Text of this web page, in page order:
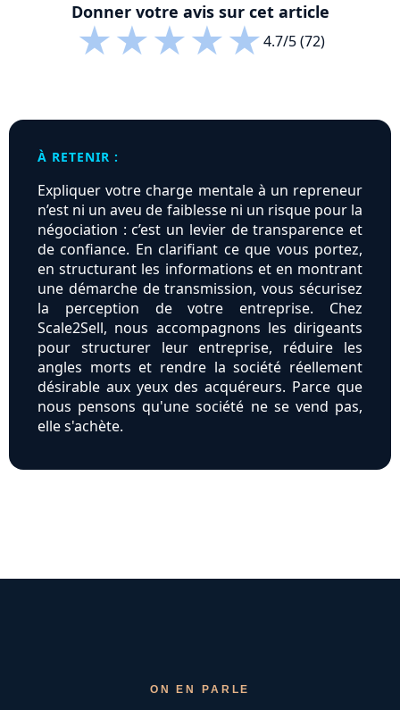
Donner votre avis sur cet article
★★★★★4.7/5 (72)
À RETENIR :
Expliquer votre charge mentale à un repreneur
n’est ni un aveu de faiblesse ni un risque pour la
négociation : c’est un levier de transparence et
de confiance. En clarifiant ce que vous portez,
en structurant les informations et en montrant
une démarche de transmission, vous sécurisez
la perception de votre entreprise. Chez
Scale2Sell, nous accompagnons les dirigeants
pour structurer leur entreprise, réduire les
angles morts et rendre la société réellement
désirable aux yeux des acquéreurs. Parce que
nous pensons qu'une société ne se vend pas,
elle s'achète.
ON EN PARLE